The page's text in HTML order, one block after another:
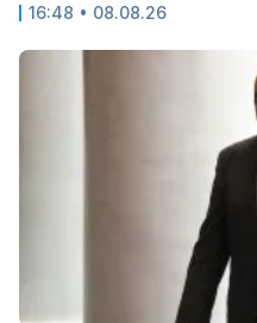
16:48 • 08.08.26